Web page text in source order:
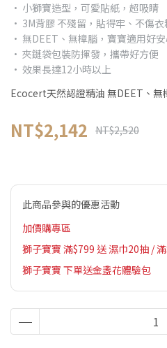
• 小獅寶造型，可愛貼紙，超吸睛
• 3M背膠 不殘留，貼得牢、不傷衣
• 無DEET、無樟腦，寶寶適用好
• 夾鏈袋包裝防揮發，攜帶好方便
• 效果長達12小時以上
Ecocert天然認證精油 無DEET、無
NT$2,142 NT$2,520
此商品參與的優惠活動
加價購專區
獅子寶寶 滿$799 送 濕巾20抽 /
獅子寶寶 下單送金盞花體驗包